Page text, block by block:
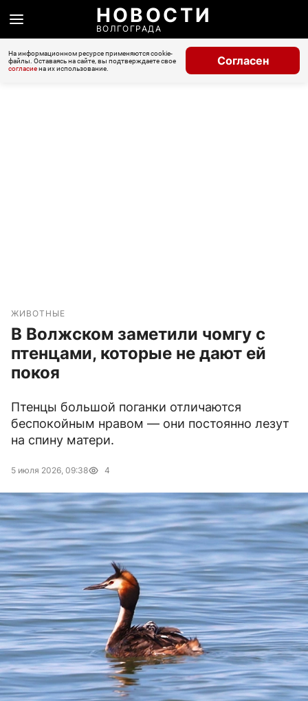
НОВОСТИ
ВОЛГОГРАДА
На информационном ресурсе применяются cookie-
файлы. Оставаясь на сайте, вы подтверждаете свое
согласиена их использование.
Согласен
ЖИВОТНЫЕ
В Волжском заметили чомгу с
птенцами, которые не дают ей
покоя
Птенцы большой поганки отличаются
беспокойным нравом — они постоянно лезут
на спину матери.
5 июля 2026, 09:38 4